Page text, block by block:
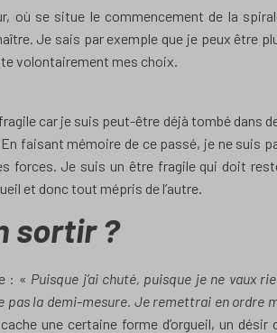
où se situe le commencement de la
Je sais par exemple que je peux être
volontairement mes choix.
car je suis peut-être déjà tombé dans
faisant mémoire de ce passé, je ne suis
forces. Je suis un être fragile qui doit
et donc tout mépris de l’autre.
sortir ?
: « Puisque j’ai chuté, puisque je ne vaux
pas la demi-mesure. Je remettrai en ordre
une certaine forme d’orgueil, un désir